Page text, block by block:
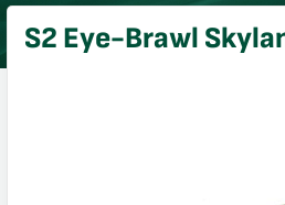
S2 Eye-Brawl
sulje